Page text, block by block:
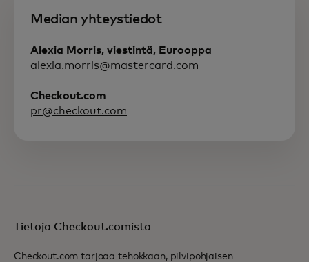
Median yhteystiedot
Alexia Morris, viestintä, Eurooppa
alexia.morris@mastercard.com
Checkout.com
pr@checkout.com
Tietoja Checkout.comista
Checkout.com tarjoaa tehokkaan, pilvipohjaisen